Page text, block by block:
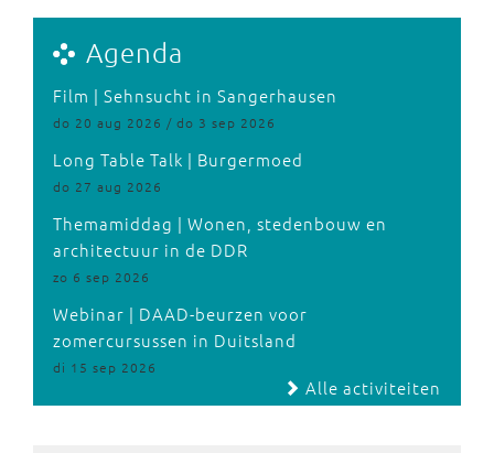
Agenda
Film | Sehnsucht in Sangerhausen
do 20 aug 2026 / do 3 sep 2026
Long Table Talk | Burgermoed
do 27 aug 2026
Themamiddag | Wonen, stedenbouw en
architectuur in de DDR
zo 6 sep 2026
Webinar | DAAD-beurzen voor
zomercursussen in Duitsland
di 15 sep 2026
Alle activiteiten